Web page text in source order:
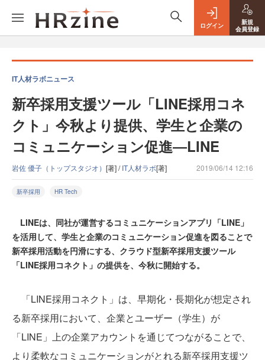
ログイン
新規
会員登録
IT人材ラボニュース
新卒採用支援ツール「LINE採用コネ
クト」今秋より提供、学生と企業の
コミュニケーション促進―LINE
岩佐 優子（トップスタジオ） [著] /IT人材ラボ[著] 2019/06/14 12:16
新卒採用 HR Tech
LINEは、同社が運営するコミュニケーションアプリ「LINE」
を活用して、学生と企業のコミュニケーション促進を図ることで
新卒採用活動を円滑にする、クラウド型新卒採用支援ツール
「LINE採用コネクト」の提供を、今秋に開始する。
「LINE採用コネクト」は、早期化・長期化が想定され
る新卒採用において、企業とユーザー（学生）が
「LINE」上の企業アカウントを通じてつながることで、
より柔軟なコミュニケーションがとれる新卒採用支援ツ